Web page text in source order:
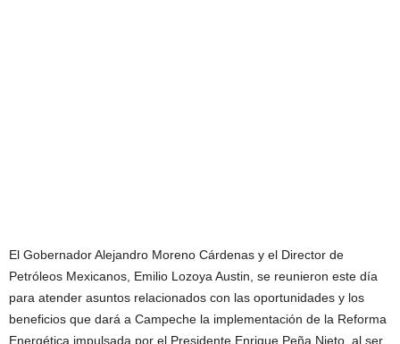
El Gobernador Alejandro Moreno Cárdenas y el Director de
Petróleos Mexicanos, Emilio Lozoya Austin, se reunieron este día
para atender asuntos relacionados con las oportunidades y los
beneficios que dará a Campeche la implementación de la Reforma
Energética impulsada por el Presidente Enrique Peña Nieto, al ser